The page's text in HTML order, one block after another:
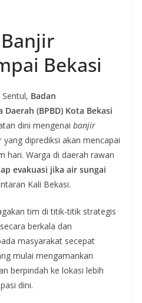
Bekasi
Badan
(BPBD) Kota Bekasi
dini mengenai banjir
diprediksi akan mencapai
hari. Warga di daerah rawan
evakuasi jika air sungai
Kali Bekasi.
tim di titik-titik strategis
berkala dan
masyarakat secepat
mulai mengamankan
berpindah ke lokasi lebih
dini.